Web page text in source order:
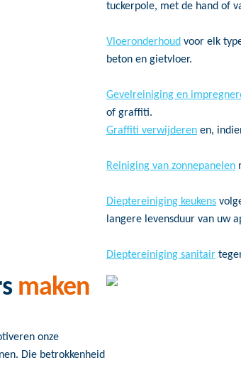
tuckerpole, met de hand of
Vloeronderhoud voor elk
beton en gietvloer.
Gevelreiniging en
of graffiti.
Graffiti verwijderen en,
Reiniging van zonnepanelen
Dieptereiniging keukens
langere levensduur van uw
Dieptereiniging sanitair
maken
onze
Die betrokkenheid